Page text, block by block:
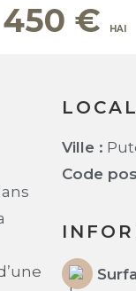
450 €
Ville :
Code